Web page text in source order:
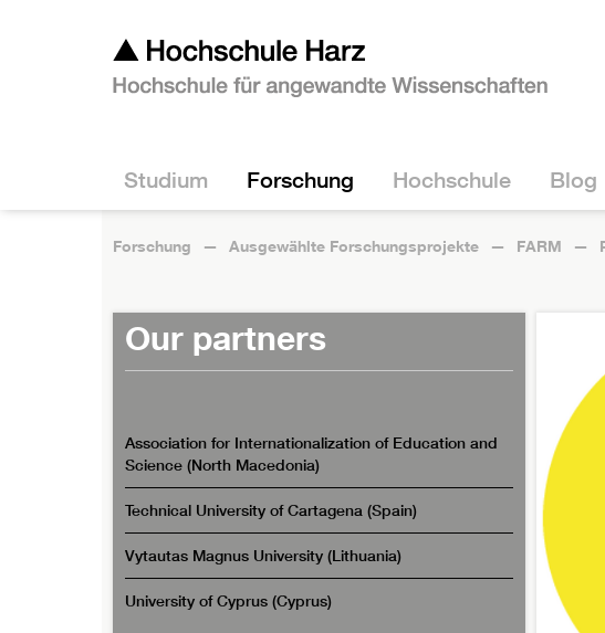
Studium Forschung Hochschule Blog
Forschung Ausgewählte Forschungsprojekte FARM
Our partners
Association for Internationalization of Education and
Science (North Macedonia)
Technical University of Cartagena (Spain)
Vytautas Magnus University (Lithuania)
University of Cyprus (Cyprus)